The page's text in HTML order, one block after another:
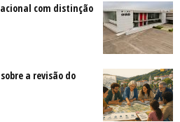
com distinção
a revisão do